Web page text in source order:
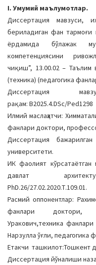
g
a
t
i
o
n
I. Умумий маълумотлар.
Диссертация мавзуси,
бериладиган фан тармоғи
ёрдамида бўлажак
компетенциясини
чиқиш”, 13.00.02 – Таълим
(техника) (педагогика
Диссертация
рақам: В2025.4.DSc/Ped1298
Илмий маслаҳатчи:
фанлари доктори,
Диссертация
университети.
ИК фаолият
давлат
PhD.26/27.02.2020.Т.109.01.
Расмий оппонентлар:
фанлари доктори,
Уракович,техника
Нарзулла ўғли,
Етакчи ташкилот:Тошкент
Диссертация йўналиши